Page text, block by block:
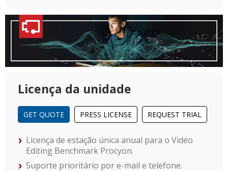
Licença da unidade
GET QUOTE PRESS LICENSE REQUEST TRIAL
Licença de estação única anual para o Video
Editing Benchmark Procyon.
Suporte prioritário por e-mail e telefone.